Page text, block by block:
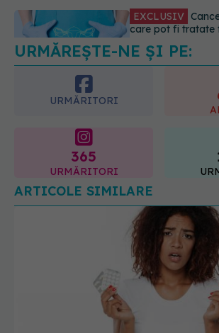
EXCLUSIV
radioterapie
ginecologic. Dr.
(SANADOR)
cum acționează
URMĂREȘTE-NE ȘI PE:
URMĂRITORI
URMĂRITORI
ARTICOLE SIMILARE